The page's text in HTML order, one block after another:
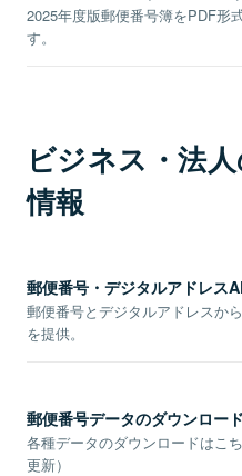
2025年度版郵便番号簿をPDF形
す。
ビジネス・法
情報
郵便番号・デジタルアドレス
郵便番号とデジタルアドレスか
を提供。
郵便番号データのダウンロード
各種データのダウンロードはこ
更新）